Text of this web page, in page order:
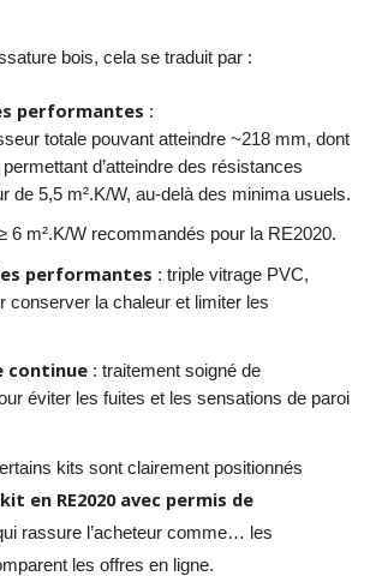
bois, cela se traduit par :
performantes :
totale pouvant atteindre ~218 mm, dont
d’atteindre des résistances
de 5,5 m².K/W, au-delà des minima usuels.
6 m².K/W recommandés pour la RE2020.
performantes : triple vitrage PVC,
conserver la chaleur et limiter les
continue: traitement soigné de
éviter les fuites et les sensations de paroi
kits sont clairement positionnés
en RE2020 avec permis de
rassure l’acheteur comme… les
les offres en ligne.